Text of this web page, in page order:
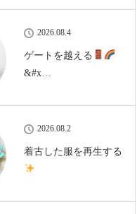
2026.08.4
ゲートを越える
&#x…
2026.08.2
着古した服を再生する